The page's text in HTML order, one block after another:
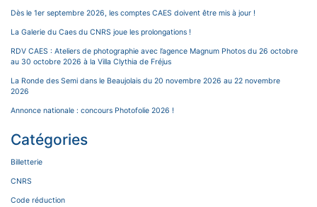
Dès le 1er septembre 2026, les comptes CAES doivent être mis à jour !
La Galerie du Caes du CNRS joue les prolongations !
RDV CAES : Ateliers de photographie avec l’agence Magnum Photos du 26 octobre
au 30 octobre 2026 à la Villa Clythia de Fréjus
La Ronde des Semi dans le Beaujolais du 20 novembre 2026 au 22 novembre
2026
Annonce nationale : concours Photofolie 2026 !
Catégories
Billetterie
CNRS
Code réduction